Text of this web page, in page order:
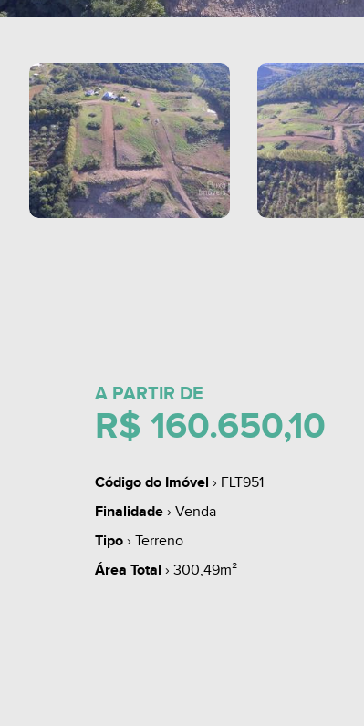
A PARTIR DE
R$ 160.650,10
Código do Imóvel › FLT951
Finalidade› Venda
Tipo› Terreno
Área Total › 300,49m²